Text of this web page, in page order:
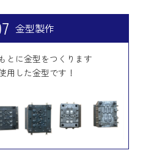
金型製作
とに金型をつくります
用した金型です！